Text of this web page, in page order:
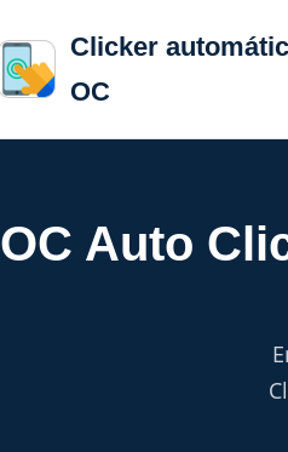
Clicker
OC
OC Auto